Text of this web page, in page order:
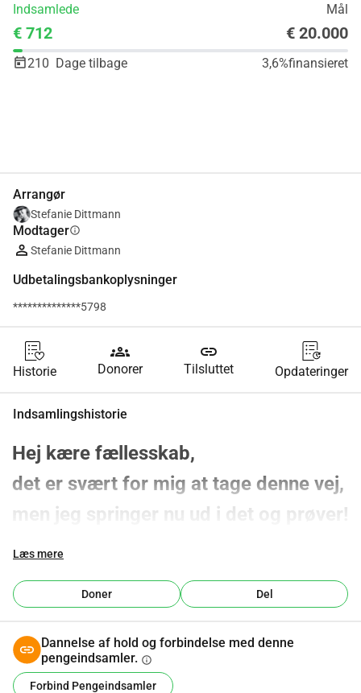
Indsamlede Mål
€ 712 € 20.000
210 Dage tilbage 3,6%finansieret
Arrangør
Stefanie Dittmann
Modtagerinfo
Stefanie Dittmann
Udbetalingsbankoplysninger
**************5798
Historie
groups
Donorer
link
Tilsluttet Opdateringer
Indsamlingshistorie
Hej kære fællesskab,
det er svært for mig at tage denne vej,
men jeg springer nu ud i det og prøver!
Jeg har i lang tid haft smerter.
Hovedpine og kraftige migræner har
fulgt mig i over 30 år. Det har lammet
mig mange gange, men for 2 år siden
skete der noget, der ændrede alt: Jeg
Læs mere
Doner Del
Dannelse af hold og forbindelse med denne
pengeindsamler. info
Forbind Pengeindsamler